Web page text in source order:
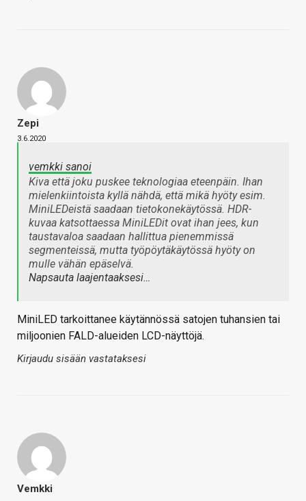
Zepi
3.6.2020
vemkki sanoi
Kiva että joku puskee teknologiaa eteenpäin. Ihan
mielenkiintoista kyllä nähdä, että mikä hyöty esim.
MiniLEDeistä saadaan tietokonekäytössä. HDR-
kuvaa katsottaessa MiniLEDit ovat ihan jees, kun
taustavaloa saadaan hallittua pienemmissä
segmenteissä, mutta työpöytäkäytössä hyöty on
mulle vähän epäselvä.
Napsauta laajentaaksesi…
MiniLED tarkoittanee käytännössä satojen tuhansien tai
miljoonien FALD-alueiden LCD-näyttöjä.
Kirjaudu sisään vastataksesi
Vemkki